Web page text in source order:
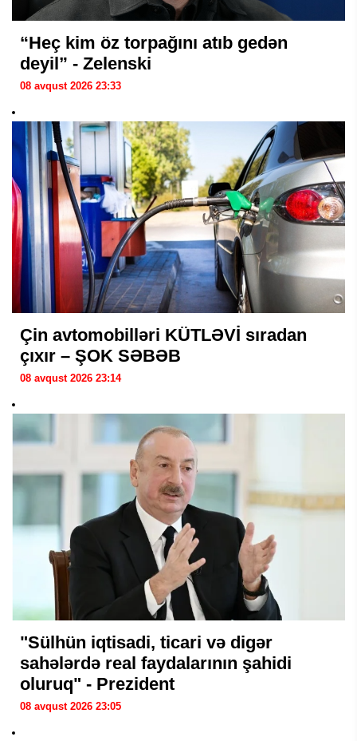
“Heç kim öz torpağını atıb gedən
deyil” - Zelenski
08 avqust 2026 23:33
Çin avtomobilləri KÜTLƏVİ sıradan
çıxır – ŞOK SƏBƏB
08 avqust 2026 23:14
"Sülhün iqtisadi, ticari və digər
sahələrdə real faydalarının şahidi
oluruq" - Prezident
08 avqust 2026 23:05